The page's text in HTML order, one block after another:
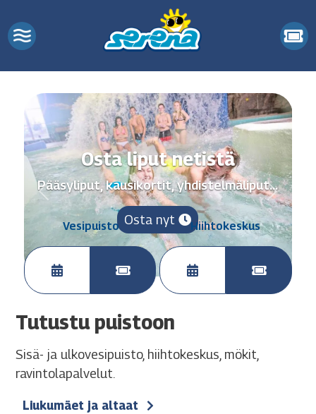
Osta liput netistä
Pääsyliput, kausikortit, yhdistelmäliput...
Osta nyt
Previous Next
Vesipuisto Hiihtokeskus
Tutustu puistoon
Sisä- ja ulkovesipuisto, hiihtokeskus, mökit,
ravintolapalvelut.
Liukumäet ja altaat